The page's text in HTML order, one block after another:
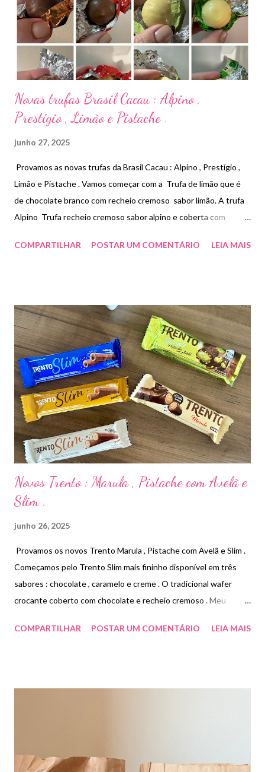
Novas trufas Brasil Cacau : Alpino ,
Prestígio , Limão e Pistache .
junho 27, 2025
Provamos as novas trufas da Brasil Cacau : Alpino , Prestígio ,
Limão e Pistache . Vamos começar com a Trufa de limão que é
de chocolate branco com recheio cremoso sabor limão. A trufa
Alpino Trufa recheio cremoso sabor alpino e coberta com
chocolate ao leite com recheio cremoso coco . Finalizando com
perfeita . Preço R$5,19 cada de pistache e limão e R$5,49 Alpino
e Prestígio cada .
COMPARTILHAR POSTAR UM COMENTÁRIO LEIA MAIS
Novos Trento : Marula , Pistache com Avelã e
Slim .
junho 26, 2025
Provamos os novos Trento Marula , Pistache com Avelã e Slim .
Começamos pelo Trento Slim mais fininho disponível em três
sabores : chocolate , caramelo e creme . O tradicional wafer
crocante coberto com chocolate e recheio cremoso . Meu
pistache com avelã é um wafer recheado sabor Pistache
Marula e Pistache .
COMPARTILHAR POSTAR UM COMENTÁRIO LEIA MAIS